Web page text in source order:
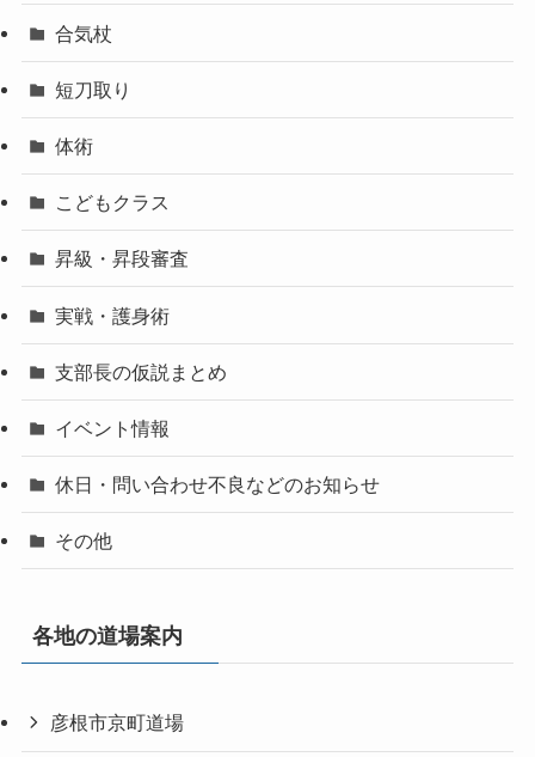
合気杖
短刀取り
体術
こどもクラス
昇級・昇段審査
実戦・護身術
支部長の仮説まとめ
イベント情報
休日・問い合わせ不良などのお知らせ
その他
各地の道場案内
彦根市京町道場